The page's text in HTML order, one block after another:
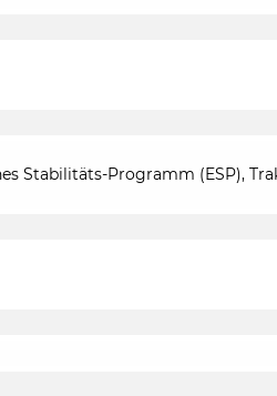
Stabilitäts-Programm (ESP),